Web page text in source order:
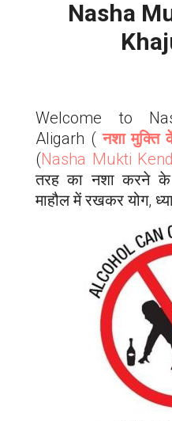
Nasha
Welcome to
Aligarh (नशा मुक्ति
(Nasha Mukti
तरह का नशा करने के
माहौल में रखकर योग,